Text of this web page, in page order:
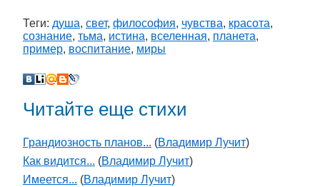
Теги: душа, свет, философия, чувства, красота,
сознание, тьма, истина, вселенная, планета,
пример, воспитание, миры
Читайте еще стихи
Грандиозность планов... (Владимир Лучит)
Как видится... (Владимир Лучит)
Имеется... (Владимир Лучит)